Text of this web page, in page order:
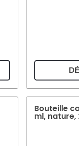
Bouteille
ml, nature,